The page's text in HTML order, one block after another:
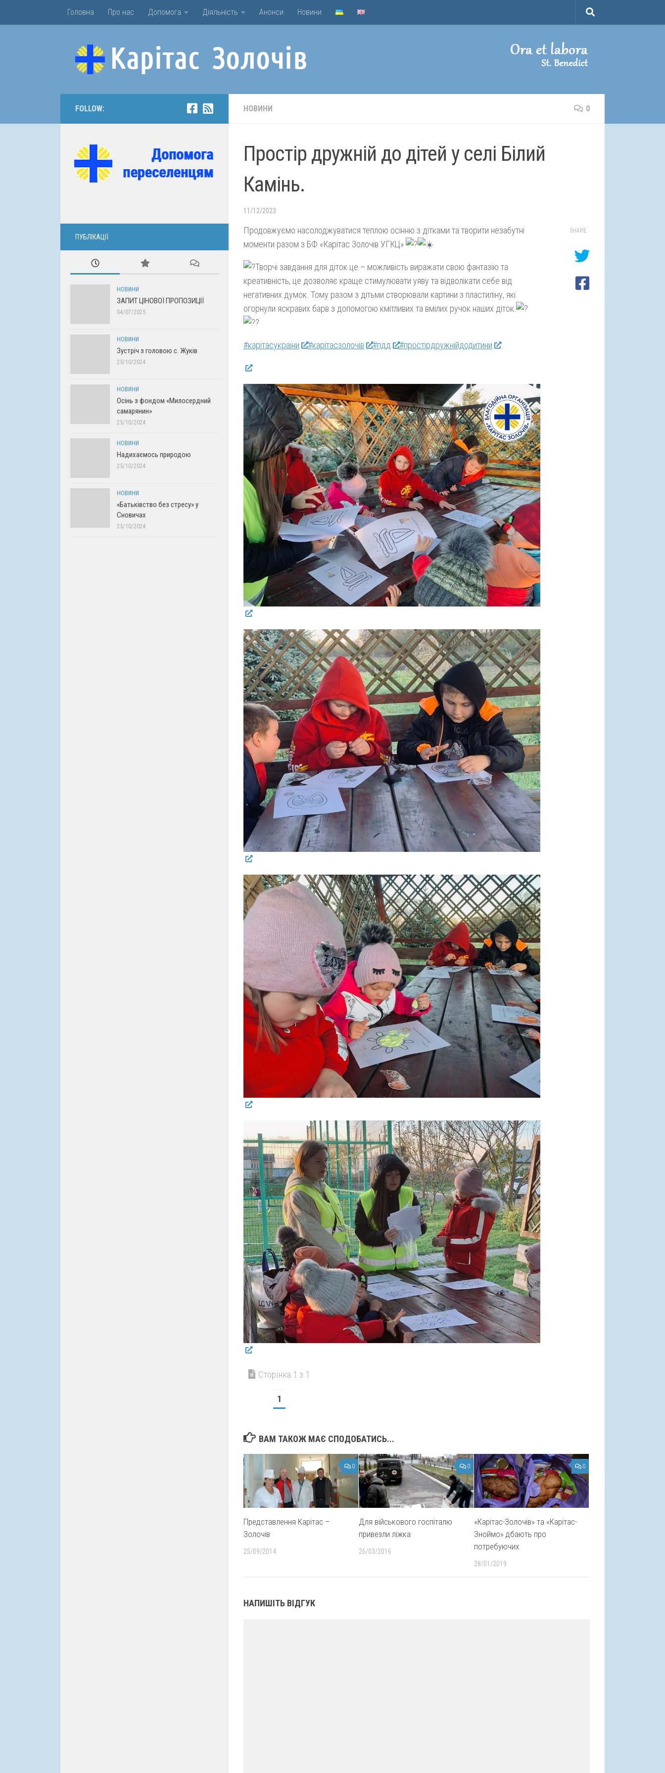
Головна Про нас Допомога Діяльність Анонси Новини
НОВИНИ 0
Простір дружній до дітей у селі Білий
Камінь.
11/12/2023
Продовжуємо насолоджуватися теплою осінню з дітками та творити незабутні
моменти разом з БФ «Карітас Золочів УГКЦ»
Творчі завдання для діток це – можливість виражати свою фантазію та
креативність, це дозволяє краще стимулювати уяву та відволікати себе від
негативних думок. Тому разом з дітьми створювали картини з пластиліну, які
огорнули яскравих барв з допомогою кмітливих та вмілих ручок наших діток.
#карітасукраїни #карітасзолочів #пдд #простірдружнійдодитини
Сторінка 1 з 1
1
SHARE
ВАМ ТАКОЖ МАЄ СПОДОБАТИСЬ...
0
Представлення Карітас –
Золочів
25/09/2014
0
Для військового госпіталю
привезли ліжка
26/03/2016
0
«Карітас-Золочів» та «Карітас-
Зноймо» дбають про
потребуючих
28/01/2019
НАПИШІТЬ ВІДГУК
FOLLOW:
ПУБЛІКАЦІЇ
НОВИНИ
ЗАПИТ ЦІНОВОЇ ПРОПОЗИЦІЇ
04/07/2025
НОВИНИ
Зустріч з головою с. Жуків
25/10/2024
НОВИНИ
Осінь з фондом «Милосердний
самарянин»
25/10/2024
НОВИНИ
Надихаємось природою
25/10/2024
НОВИНИ
«Батьківство без стресу» у
Сновичах
25/10/2024